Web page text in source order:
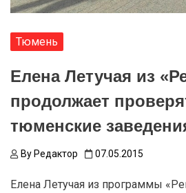
Тюмень
Елена Летучая из
продолжает
тюменские
By Редактор 07.05.2015
Елена Летучая из программы